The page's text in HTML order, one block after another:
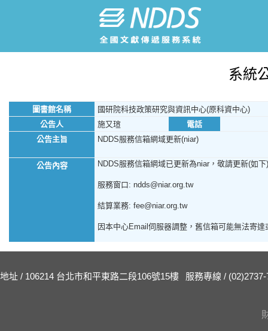
系統
圖書館名稱
國研院科技政策研究與資訊中心(原科資中心)
公告人
施又瑄
電話
公告主旨
NDDS服務信箱網域更新(niar)
公告內容 NDDS服務信箱網域已更新為niar，敬請更新(如下)
服務窗口: ndds@niar.org.tw
結算業務: fee@niar.org.tw
因本中心Email伺服器調整，舊信箱可能無法寄
地址 / 106214 台北市和平東路二段106號15樓 服務專線 / (02)2737-